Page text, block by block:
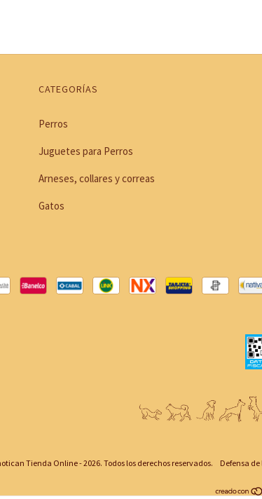
CATEGORÍAS
Perros
Juguetes para Perros
Arneses, collares y correas
Gatos
Tienda Online - 2026. Todos los derechos reservados. Defensa